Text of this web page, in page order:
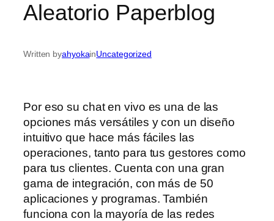
Aleatorio Paperblog
Written byahyokainUncategorized
Por eso su chat en vivo es una de las
opciones más versátiles y con un diseño
intuitivo que hace más fáciles las
operaciones, tanto para tus gestores como
para tus clientes. Cuenta con una gran
gama de integración, con más de 50
aplicaciones y programas. También
funciona con la mayoría de las redes